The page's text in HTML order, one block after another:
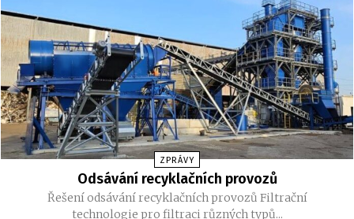
ZPRÁVY
Odsávání recyklačních provozů
Řešení odsávání recyklačních provozů Filtrační
technologie pro filtraci různých typů...